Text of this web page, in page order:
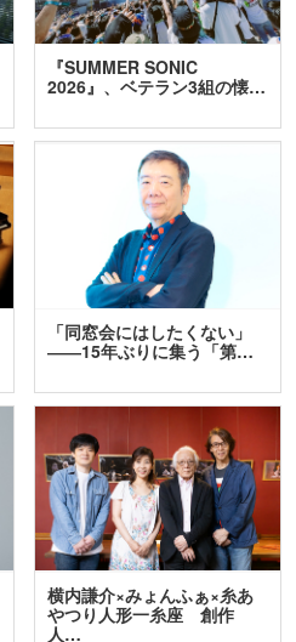
『SUMMER SONIC
2026』、ベテラン3組の懐…
「同窓会にはしたくない」
――15年ぶりに集う「第…
横内謙介×みょんふぁ×糸あ
やつり人形一糸座 創作
人…